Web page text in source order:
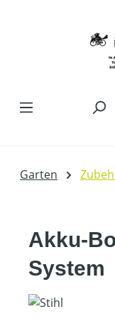
Garten
Akku-
System